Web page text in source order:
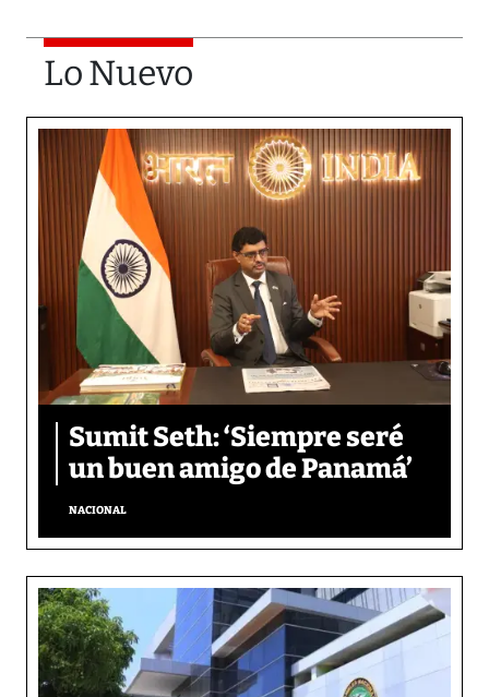
Lo Nuevo
Sumit Seth: ‘Siempre seré
un buen amigo de Panamá’
NACIONAL